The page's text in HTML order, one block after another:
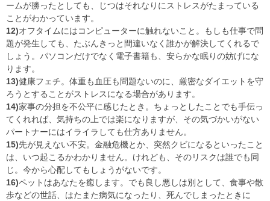
ームが勝ったとしても、じつはそれなりにストレスがたまっている
ことがわかっています。
12)オフタイムにはコンピューターに触れないこと。もしも仕事で問
題が発生しても、たぶんきっと間違いなく誰かが解決してくれるで
しょう。パソコンだけでなく電子書籍も、安らかな眠りの妨げにな
ります。
13)健康フェチ。体重も血圧も問題ないのに、厳密なダイエットを守
ろうとすることがストレスになる場合があります。
14)家事の分担を不公平に感じたとき。ちょっとしたことでも手伝っ
てくれれば、気持ちの上では楽になりますが、その気づかいがない
パートナーにはイライラしても仕方ありません。
15)先が見えない不安。金融危機とか、突然クビになるといったこと
は、いつ起こるかわかりません。けれども、そのリスクは誰でも同
じ。今から心配してもしょうがないです。
16)ペットはあなたを癒します。でも良し悪しは別として、食事や散
歩などの世話、はたまた病気になったり、死んでしまったときに